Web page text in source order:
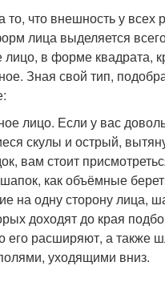
то, что внешность у всех
лица выделяется
лицо, в форме квадрата,
Зная свой тип,
лицо. Если у вас
скулы и острый,
вам стоит
как объёмные
на одну сторону лица,
доходят до края
его расширяют, а также
уходящими вниз.